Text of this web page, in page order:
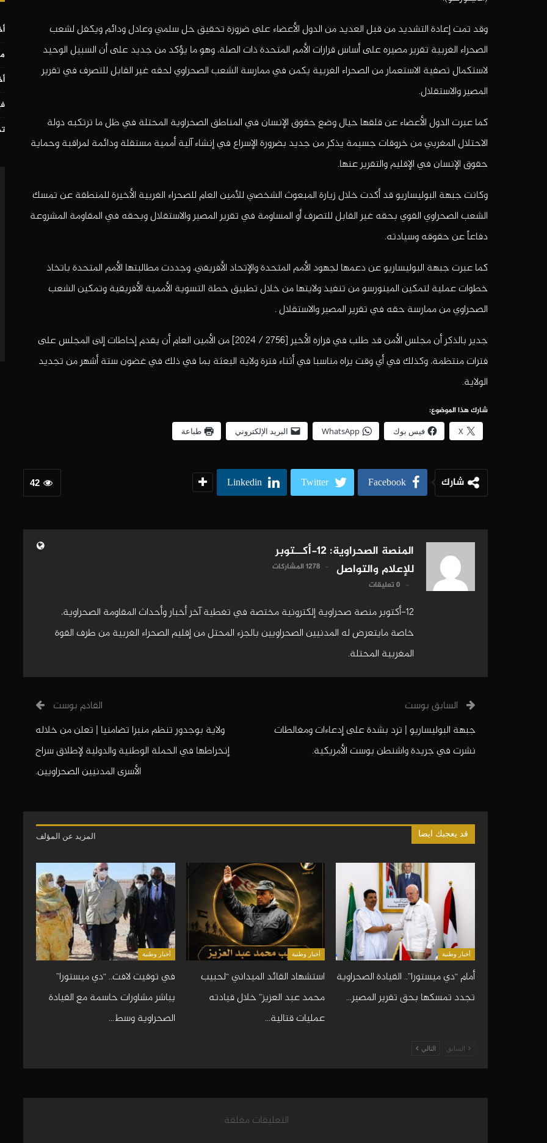
وقد تمت إعادة التشديد من قبل العديد من الدول الأعضاء على ضرورة تحقيق حل سلمي وعادل ودائم ويكفل لشعب
الصحراء الغربية تقرير مصيره على أساس قرارات الأمم المتحدة ذات الصلة، وهو ما يؤكد من جديد على أن السبيل الوحيد
لاستكمال تصفية الاستعمار من الصحراء الغربية يكمن في ممارسة الشعب الصحراوي لحقه غير القابل للتصرف في تقرير
المصير والاستقلال.
كما عبرت الدول الأعضاء عن قلقها حيال وضع حقوق الإنسان في المناطق الصحراوية المحتلة في ظل ما ترتكبه دولة
الاحتلال المغربي من خروقات جسيمة يذكر من جديد بضرورة الإسراع في إنشاء آلية أممية مستقلة ودائمة لمراقبة وحماية
حقوق الإنسان في الإقليم والتقرير عنها.
وكانت جبهة البوليساريو قد أكدت خلال زيارة المبعوث الشخصي للأمين العام للصحراء الغربية الأخيرة للمنطقة عن تمسك
الشعب الصحراوي القوي بحقه غير القابل للتصرف أو المساومة في تقرير المصير والاستقلال وبحقه في المقاومة المشروعة
دفاعاً عن حقوقه وسيادته.
كما عبرت جبهة البوليساريو عن دعمها لجهود الأمم المتحدة والإتحاد الأفريقي، وجددت مطالبتها الأمم المتحدة باتخاذ
خطوات عملية لتمكين المينورسو من تنفيذ ولايتها من خلال تطبيق خطة التسوية الأممية الأفريقية وتمكين الشعب
الصحراوي من ممارسة حقه في تقرير المصير والاستقلال .
جدير بالذكر أن مجلس الأمن قد طلب في قراره الأخير [2756 / 2024] من الأمين العام أن يقدم إحاطات إلى المجلس على
فترات منتظمة، وكذلك في أي وقت يراه مناسبا في أثناء فترة ولاية البعثة بما في ذلك في غضون ستة أشهر من تجديد
الولاية.
شارك هذا الموضوع:
X فيس بوك WhatsApp البريد الإلكتروني طباعة
42 شارك Facebook
Twitter
Linkedin
المنصة الصحراوية: 12-أكــتوبر
للإعلام والتواصل
1278 المشاركات
0 تعليقات
12-أكتوبر منصة صحراوية إلكترونية مختصة في تغطية آخر أخبار وأحداث المقاومة الصحراوية،
خاصة مايتعرض له المدنيين الصحراويين بالجزء المحتل من إقليم الصحراء الغربية من طرف القوة
المغربية المحتلة.
السابق بوست
جبهة البوليساريو | ترد بشدة على إدعاءات ومغالطات
نشرت في جريدة واشنطن بوست الأمريكية.
القادم بوست
ولاية بوجدور تنظم منبرا تضامنيا | تعلن من خلاله
إنخراطها في الحملة الوطنية والدولية لإطلاق سراح
الأسرى المدنيين الصحراويين.
قد يعجبك ايضا المزيد عن المؤلف
أخبار وطنية
أمام “دي ميستورا”.. القيادة الصحراوية
تجدد تمسكها بحق تقرير المصير…
أخبار وطنية
استشهاد القائد الميداني “لحبيب
محمد عبد العزيز” خلال قيادته
عمليات قتالية…
أخبار وطنية
في توقيت لافت.. “دي ميستورا”
يباشر مشاورات حاسمة مع القيادة
الصحراوية وسط…
السابق التالي
التعليقات مغلقة.